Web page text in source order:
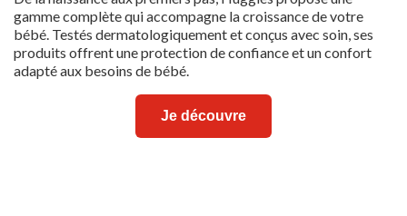
gamme complète qui accompagne la croissance de votre
bébé. Testés dermatologiquement et conçus avec soin, ses
produits offrent une protection de confiance et un confort
adapté aux besoins de bébé.
Je découvre